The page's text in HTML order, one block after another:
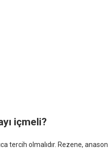
içmeli?
tercih olmalıdır. Rezene,